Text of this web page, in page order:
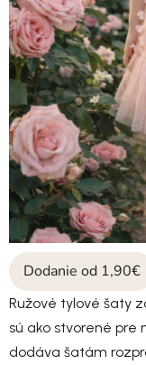
Dodanie od 1,90€
Ružové tylové šaty
sú ako stvorené pre
dodáva šatám